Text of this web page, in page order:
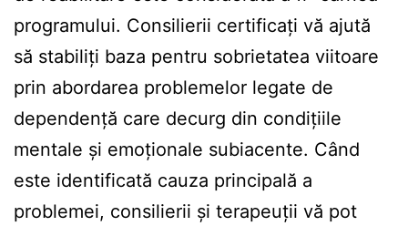
programului. Consilierii certificați vă ajută
să stabiliți baza pentru sobrietatea viitoare
prin abordarea problemelor legate de
dependență care decurg din condițiile
mentale și emoționale subiacente. Când
este identificată cauza principală a
problemei, consilierii și terapeuții vă pot